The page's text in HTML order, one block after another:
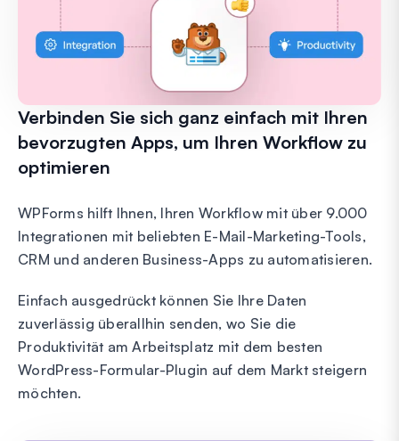
Verbinden Sie sich ganz einfach mit Ihren
bevorzugten Apps, um Ihren Workflow zu
optimieren
WPForms hilft Ihnen, Ihren Workflow mit über 9.000
Integrationen mit beliebten E-Mail-Marketing-Tools,
CRM und anderen Business-Apps zu automatisieren.
Einfach ausgedrückt können Sie Ihre Daten
zuverlässig überallhin senden, wo Sie die
Produktivität am Arbeitsplatz mit dem besten
WordPress-Formular-Plugin auf dem Markt steigern
möchten.